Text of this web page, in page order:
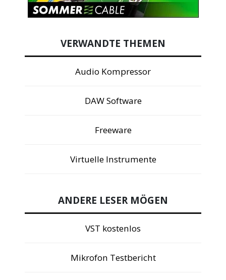
VERWANDTE THEMEN
Audio Kompressor
DAW Software
Freeware
Virtuelle Instrumente
ANDERE LESER MÖGEN
VST kostenlos
Mikrofon Testbericht